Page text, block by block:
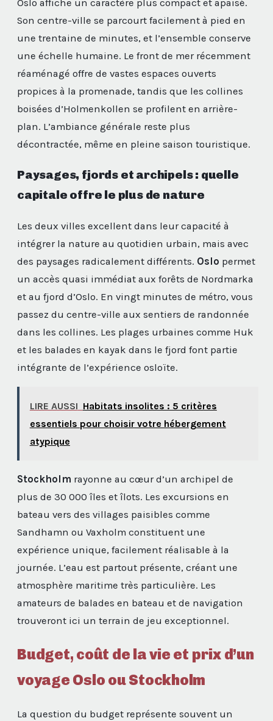
Oslo affiche un caractère plus compact et apaisé.
Son centre-ville se parcourt facilement à pied en
une trentaine de minutes, et l’ensemble conserve
une échelle humaine. Le front de mer récemment
réaménagé offre de vastes espaces ouverts
propices à la promenade, tandis que les collines
boisées d’Holmenkollen se profilent en arrière-
plan. L’ambiance générale reste plus
décontractée, même en pleine saison touristique.
Paysages, fjords et archipels : quelle
capitale offre le plus de nature
Les deux villes excellent dans leur capacité à
intégrer la nature au quotidien urbain, mais avec
des paysages radicalement différents. Oslo permet
un accès quasi immédiat aux forêts de Nordmarka
et au fjord d’Oslo. En vingt minutes de métro, vous
passez du centre-ville aux sentiers de randonnée
dans les collines. Les plages urbaines comme Huk
et les balades en kayak dans le fjord font partie
intégrante de l’expérience osloïte.
LIRE AUSSI Habitats insolites : 5 critères
essentiels pour choisir votre hébergement
atypique
Stockholm rayonne au cœur d’un archipel de
plus de 30 000 îles et îlots. Les excursions en
bateau vers des villages paisibles comme
Sandhamn ou Vaxholm constituent une
expérience unique, facilement réalisable à la
journée. L’eau est partout présente, créant une
atmosphère maritime très particulière. Les
amateurs de balades en bateau et de navigation
trouveront ici un terrain de jeu exceptionnel.
Budget, coût de la vie et prix d’un
voyage Oslo ou Stockholm
La question du budget représente souvent un